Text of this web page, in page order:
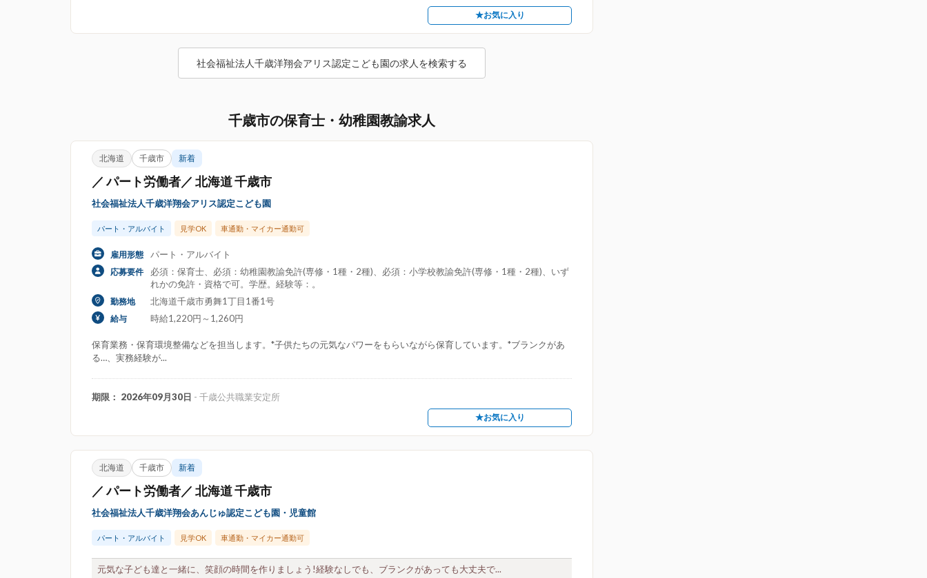
★お気に入り
社会福祉法人千歳洋翔会アリス認定こども園の求人を検索する
千歳市の保育士・幼稚園教諭求人
北海道 千歳市 新着
／ パート労働者／ 北海道 千歳市
社会福祉法人千歳洋翔会アリス認定こども園
パート・アルバイト 見学OK 車通勤・マイカー通勤可
雇用形態 パート・アルバイト
応募要件
必須：保育士、必須：幼稚園教諭免許(専修・1種・2種)、必須：小学校教諭免許(専修・1種・2種)、いず
れかの免許・資格で可。学歴。経験等：。
勤務地 北海道千歳市勇舞1丁目1番1号
給与 時給1,220円～1,260円
保育業務・保育環境整備などを担当します。*子供たちの元気なパワーをもらいながら保育しています。*ブランクがあ
る…、実務経験が...
期限： 2026年09月30日 - 千歳公共職業安定所
★お気に入り
北海道 千歳市 新着
／ パート労働者／ 北海道 千歳市
社会福祉法人千歳洋翔会あんじゅ認定こども園・児童館
パート・アルバイト 見学OK 車通勤・マイカー通勤可
元気な子ども達と一緒に、笑顔の時間を作りましょう!経験なしでも、ブランクがあっても大丈夫で...